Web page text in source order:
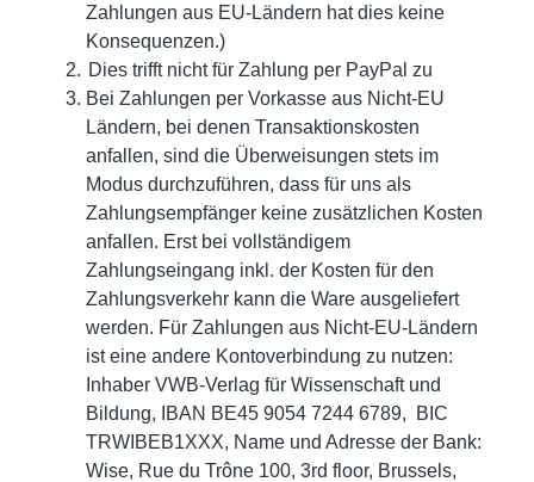
Zahlungen aus EU-Ländern hat dies keine
Konsequenzen.)
Dies trifft nicht für Zahlung per PayPal zu
Bei Zahlungen per Vorkasse aus Nicht-EU
Ländern, bei denen Transaktionskosten
anfallen, sind die Überweisungen stets im
Modus durchzuführen, dass für uns als
Zahlungsempfänger keine zusätzlichen Kosten
anfallen. Erst bei vollständigem
Zahlungseingang inkl. der Kosten für den
Zahlungsverkehr kann die Ware ausgeliefert
werden. Für Zahlungen aus Nicht-EU-Ländern
ist eine andere Kontoverbindung zu nutzen:
Inhaber VWB-Verlag für Wissenschaft und
Bildung, IBAN BE45 9054 7244 6789, BIC
TRWIBEB1XXX, Name und Adresse der Bank:
Wise, Rue du Trône 100, 3rd floor, Brussels,